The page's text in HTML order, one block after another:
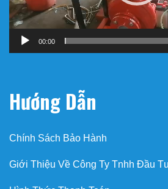
chơi
Video
00:00
bơm chữa cháy